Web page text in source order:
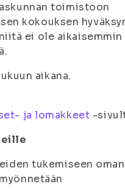
toimistoon
kokouksen
ei ole aikaisemmin
aikana.
ja lomakkeet -
tukemiseen